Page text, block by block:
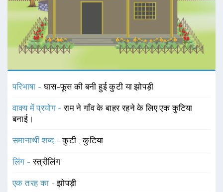
परिभाषा -घास-फूस की बनी हुई कुटी या झोपड़ी
वाक्य में प्रयोग -राम ने गाँव के बाहर रहने के लिए एक कुटिया
बनाई।
समानार्थी शब्द -कुटी ,कुटिया
लिंग -स्त्रीलिंग
एक तरह का -झोपड़ी